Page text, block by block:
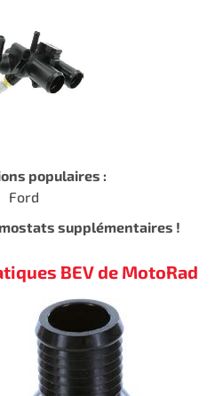
populaires :
Ford
supplémentaires !
BEV de MotoRad